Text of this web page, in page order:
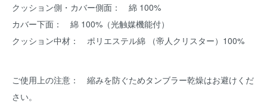
クッション側・カバー側面： 綿 100%
カバー下面： 綿 100%（光触媒機能付）
クッション中材： ポリエステル綿 （帝人クリスター）100%
ご使用上の注意： 縮みを防ぐためタンブラー乾燥はお避けくだ
さい。